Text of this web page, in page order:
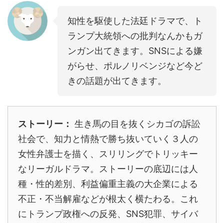
知性を駆使した法廷ドラマで、ト
ランプ大統領への批判なんかもガ
ンガン出てきます。SNSによる嫌
がらせ、ポルノリベンジなど今ど
きの話題が出てきます。
ストーリー： 生き馬の目を抜くシカゴの訴訟
社会で、知力と情熱で勝ち抜いていく３人の
女性弁護士を描く、スリリングでトリッキー
なリーガルドラマ。ストーリーの底辺には人
種・性的差別、利益偏重主義の大企業による
不正・不当解雇などが根太く横たわる。これ
にトランプ政権への反発、SNS犯罪、サイバ